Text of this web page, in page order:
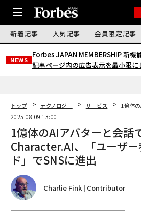
新着記事 人気記事 会員限定記事
NEWS
Forbes JAPAN MEMBERSHIP 新機
記事ページ内の広告表示を最小限に
トップ テクノロジー サービス
1億体
2025.08.09 13:00
1億体のAIアバターと会話
Character.AI、「ユーザ
ド」でSNSに進出
Charlie Fink | Contributor